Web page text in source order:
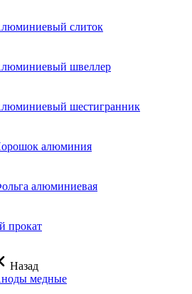
слиток
швеллер
шестигранник
алюминия
алюминиевая
прокат
Назад
медные